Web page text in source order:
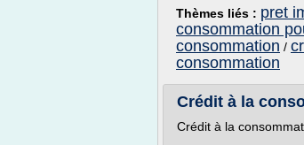
Thèmes liés : pret
consommation
consommation /
consommation
Crédit à la
Crédit à la